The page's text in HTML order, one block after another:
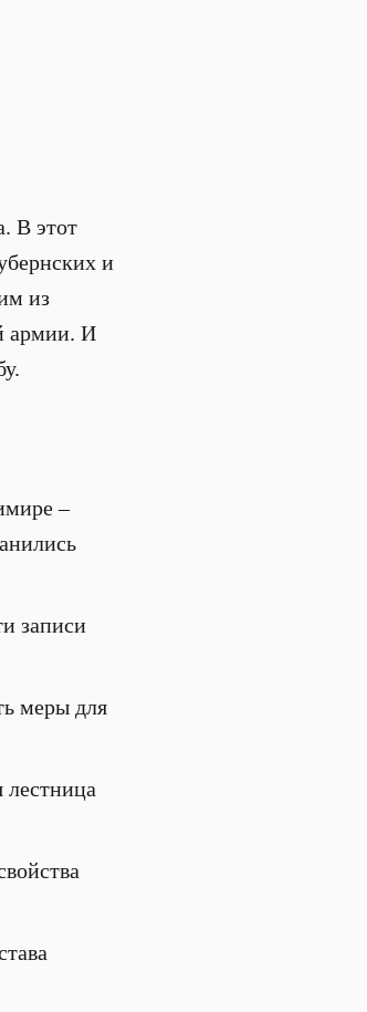
В этот
и
из
армии. И
–
записи
меры для
лестница